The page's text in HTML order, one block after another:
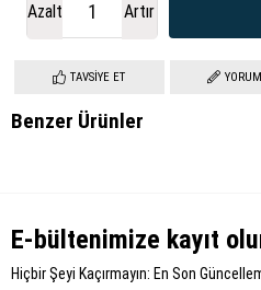
Artır
Azalt
TAVSIYE ET
Benzer Ürünler
E-bültenimize kayıt
Hiçbir Şeyi Kaçırmayın: En Son